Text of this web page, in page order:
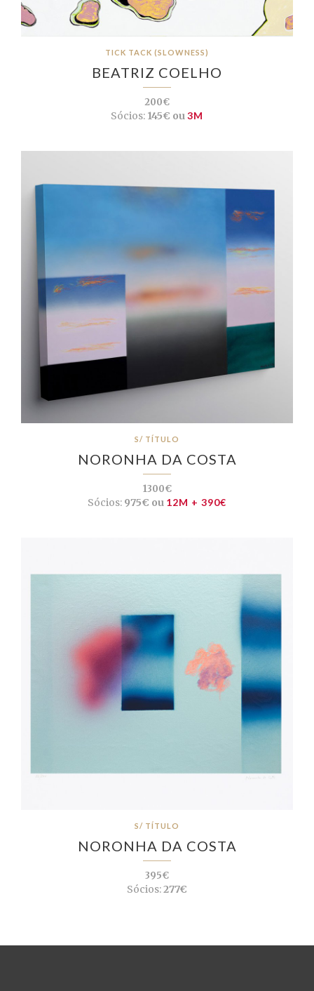
TICK TACK (SLOWNESS)
BEATRIZ COELHO
200€
Sócios: 145€ ou 3M
S/ TÍTULO
NORONHA DA COSTA
1300€
Sócios: 975€ ou 12M + 390€
S/ TÍTULO
NORONHA DA COSTA
395€
Sócios:277€